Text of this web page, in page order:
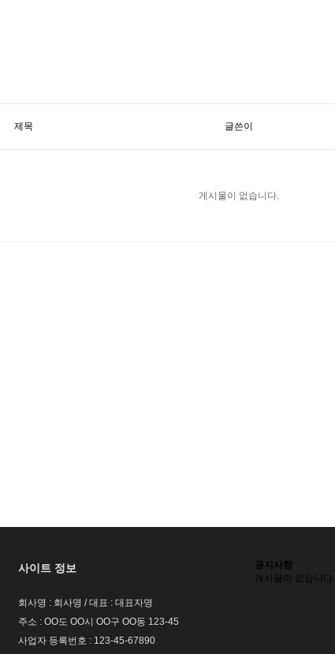
제목 글쓴이
게시물이 없습니다.
사이트 정보
회사명 : 회사명 / 대표 : 대표자명
주소 : OO도 OO시 OO구 OO동 123-45
사업자 등록번호 : 123-45-67890
공지사항
게시물이 없습니다.